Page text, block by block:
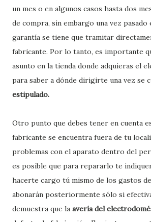
un mes o en algunos casos hasta dos
de compra, sin embargo una vez pasado
garantía se tiene que tramitar
fabricante. Por lo tanto, es importante
asunto en la tienda donde adquieras el
para saber a dónde dirigirte una vez se
estipulado.
Otro punto que debes tener en cuenta
fabricante se encuentra fuera de tu
problemas con el aparato dentro del
es posible que para repararlo te
hacerte cargo tú mismo de los gastos
abonarán posteriormente sólo si
demuestra que la avería del